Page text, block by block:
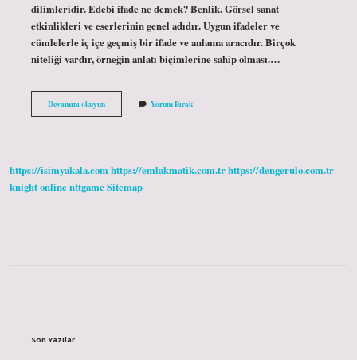
dilimleridir. Edebi ifade ne demek? Benlik. Görsel sanat
etkinlikleri ve eserlerinin genel adıdır. Uygun ifadeler ve
cümlelerle iç içe geçmiş bir ifade ve anlama aracıdır. Birçok
niteliği vardır, örneğin anlatı biçimlerine sahip olması.…
Devamını okuyunEdebi
Anlayış
Yorum Bırak
https://isimyakala.comhttps://emlakmatik.com.trhttps://dengerulo.com.tr
knight onlinenttgameSitemap
Son Yazılar